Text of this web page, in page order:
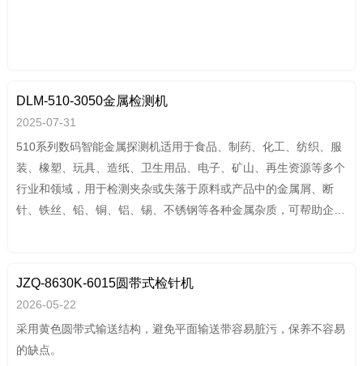
DLM-510-3050金属检测机
2025-07-31
510系列数码智能金属探测机适用于食品、制药、化工、纺织、服
装、橡塑、玩具、造纸、卫生用品、电子、矿山、再生资源等多个
行业和领域，用于检测夹杂或失落于原料或产品中的金属屑、断
针、铁丝、铅、铜、铝、锡、不锈钢等各种金属杂质，可帮助企业
JZQ-8630K-6015圆带式检针机
2026-05-22
采用黄色圆带式输送结构，避免平面输送带容易脏污，保养不容易
的缺点。